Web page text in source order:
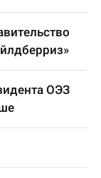
ОЭЗ